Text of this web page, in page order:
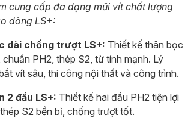
cung cấp đa dạng mũi vít chất lượng
dòng LS+:
dài chống trượt LS+: Thiết kế thân bọc
PH2, thép S2, từ tính mạnh. Lý
vít sâu, thi công nội thất và công trình.
2 đầu LS+: Thiết kế hai đầu PH2 tiện lợi
S2 bền bỉ, chống trượt tốt.